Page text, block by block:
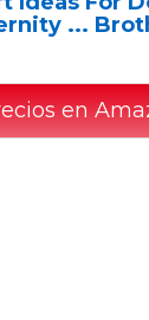
...
en